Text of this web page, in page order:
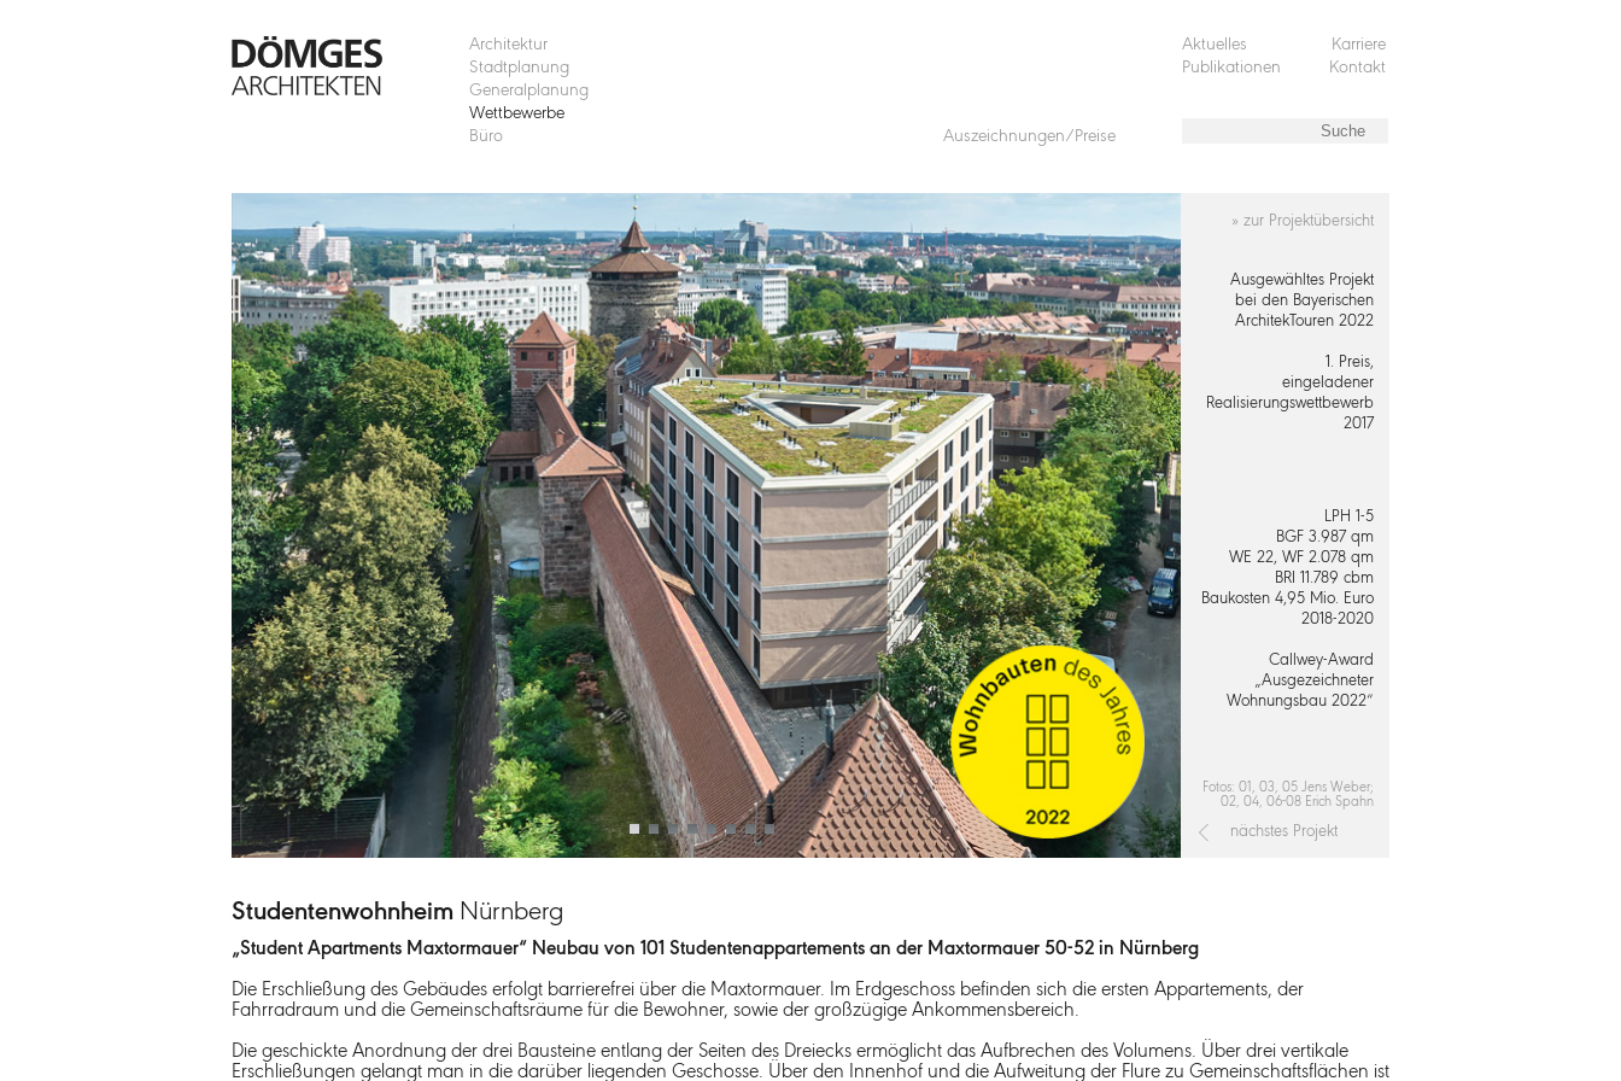
Architektur
Stadtplanung
Generalplanung
Wettbewerbe
Büro
Auszeichnungen/Preise
Aktuelles
Karriere
Publikationen
Kontakt
» zur Projektübersicht
Ausgewähltes Projekt
bei den Bayerischen
ArchitekTouren 2022
1. Preis,
eingeladener
Realisierungswettbewerb
2017
LPH 1-5
BGF 3.987 qm
WE 22, WF 2.078 qm
BRI 11.789 cbm
Baukosten 4,95 Mio. Euro
2018-2020
Callwey-Award
„Ausgezeichneter
Wohnungsbau 2022“
Fotos: 01, 03, 05 Jens Weber;
02, 04, 06-08 Erich Spahn
nächstes Projekt
Studentenwohnheim Nürnberg
„Student Apartments Maxtormauer“ Neubau von 101 Studentenappartements an der Maxtormauer 50-52 in Nürnberg
Die Erschließung des Gebäudes erfolgt barrierefrei über die Maxtormauer. Im Erdgeschoss befinden sich die ersten Appartements, der
Fahrradraum und die Gemeinschaftsräume für die Bewohner, sowie der großzügige Ankommensbereich.
Die geschickte Anordnung der drei Bausteine entlang der Seiten des Dreiecks ermöglicht das Aufbrechen des Volumens. Über drei vertikale
Erschließungen gelangt man in die darüber liegenden Geschosse. Über den Innenhof und die Aufweitung der Flure zu Gemeinschaftsflächen ist